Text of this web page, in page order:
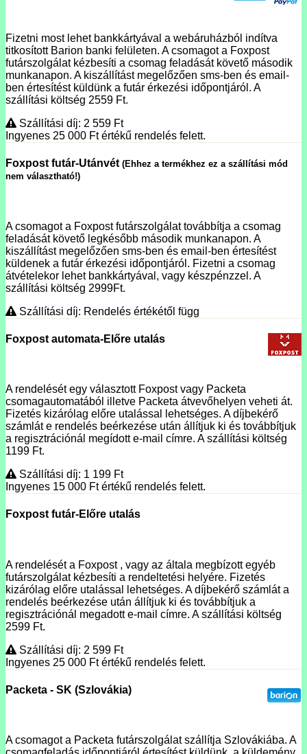
Fizetni most lehet bankkártyával a webáruházból indítva
titkosított Barion banki felületen. A csomagot a Foxpost
futárszolgálat kézbesíti a csomag feladását követő második
munkanapon. A kiszállítást megelőzően sms-ben és email-
ben értesítést küldünk a futár érkezési időpontjáról. A
szállítási költség 2559 Ft.
Szállítási díj: 2 559 Ft
Ingyenes 25 000 Ftértékű rendelés felett.
Foxpost futár-Utánvét (Ehhez a termékhez ez a szállítási mód
nem választható!)
A csomagot a Foxpost futárszolgálat továbbítja a csomag
feladását követő legkésőbb második munkanapon. A
kiszállítást megelőzően sms-ben és email-ben értesítést
küldenek a futár érkezési időpontjáról. Fizetni a csomag
átvételekor lehet bankkártyával, vagy készpénzzel. A
szállítási költség 2999Ft.
Szállítási díj: Rendelés értékétől függ
Foxpost automata-Előre utalás
A rendelését egy választott Foxpost vagy Packeta
csomagautomatából illetve Packeta átvevőhelyen veheti át.
Fizetés kizárólag előre utalással lehetséges. A díjbekérő
számlát e rendelés beérkezése után állítjuk ki és továbbítjuk
a regisztrációnál megídott e-mail címre. A szállítási költség
1199 Ft.
Szállítási díj: 1 199 Ft
Ingyenes 15 000 Ftértékű rendelés felett.
Foxpost futár-Előre utalás
A rendelését a Foxpost , vagy az általa megbízott egyéb
futárszolgálat kézbesíti a rendeltetési helyére. Fizetés
kizárólag előre utalással lehetséges. A díjbekérő számlát a
rendelés beérkezése után állítjuk ki és továbbítjuk a
regisztrációnál megadott e-mail címre. A szállítási költség
2599 Ft.
Szállítási díj: 2 599 Ft
Ingyenes 25 000 Ftértékű rendelés felett.
Packeta - SK (Szlovákia)
A csomagot a Packeta futárszolgálat szállítja Szlovákiába. A